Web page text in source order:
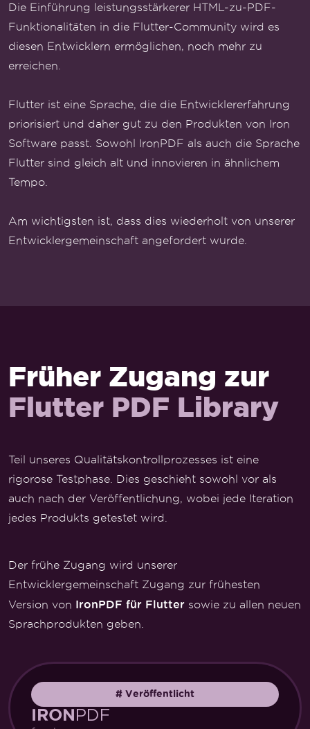
Die Einführung leistungsstärkerer HTML-zu-PDF-
Funktionalitäten in die Flutter-Community wird es
diesen Entwicklern ermöglichen, noch mehr zu
erreichen.
Flutter ist eine Sprache, die die Entwicklererfahrung
priorisiert und daher gut zu den Produkten von Iron
Software passt. Sowohl IronPDF als auch die Sprache
Flutter sind gleich alt und innovieren in ähnlichem
Tempo.
Am wichtigsten ist, dass dies wiederholt von unserer
Entwicklergemeinschaft angefordert wurde.
Früher Zugang zur
Flutter PDF Library
Teil unseres Qualitätskontrollprozesses ist eine
rigorose Testphase. Dies geschieht sowohl vor als
auch nach der Veröffentlichung, wobei jede Iteration
jedes Produkts getestet wird.
Der frühe Zugang wird unserer
Entwicklergemeinschaft Zugang zur frühesten
Version von IronPDF für Flutter sowie zu allen neuen
Sprachprodukten geben.
# Veröffentlicht
IRONPDF